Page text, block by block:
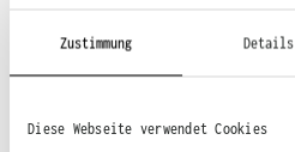
Zustimmung Details
Diese Webseite verwendet Cookies
70% Baumwolle, 30% Polyester